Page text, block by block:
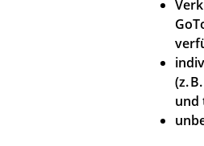
(z.
und